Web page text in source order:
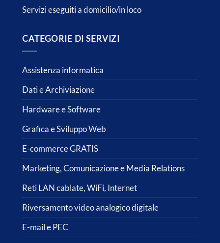
Servizi eseguiti a domicilio/in loco
CATEGORIE DI SERVIZI
Assistenza informatica
Dati e Archiviazione
Hardware e Software
Grafica e Sviluppo Web
E-commerce GRATIS
Marketing, Comunicazione e Media Relations
Reti LAN cablate, WiFi, Internet
Riversamento video analogico digitale
E-mail e PEC